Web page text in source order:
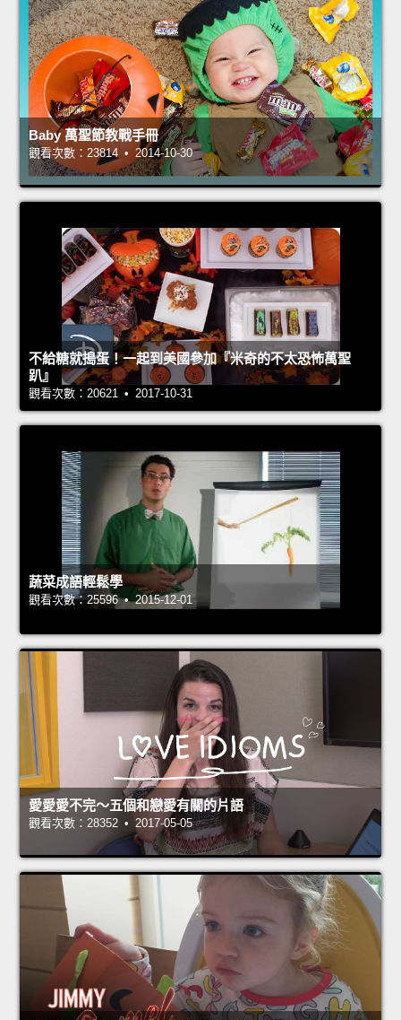
Baby 萬聖節教戰手冊
觀看次數：23814 • 2014-10-30
不給糖就搗蛋！一起到美國參加『米奇的不太恐怖萬聖
趴』
觀看次數：20621 • 2017-10-31
蔬菜成語輕鬆學
觀看次數：25596 • 2015-12-01
愛愛愛不完～五個和戀愛有關的片語
觀看次數：28352 • 2017-05-05